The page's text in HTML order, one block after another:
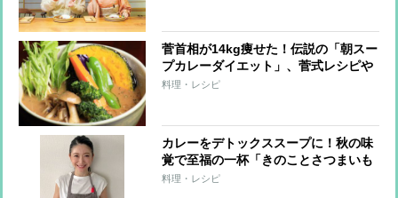
菅首相が14kg痩せた！伝説の「朝スー
プカレーダイエット」、菅式レシピや
注意点を紹介
料理・レシピ
カレーをデトックススープに！秋の味
覚で至福の一杯「きのことさつまいも
の豆乳カレースープ」【市橋有里の美
料理・レシピ